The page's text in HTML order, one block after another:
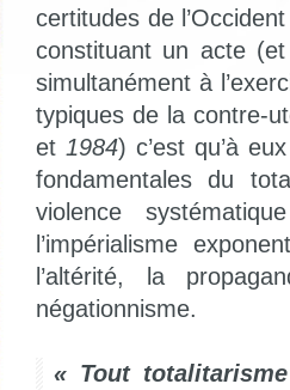
certitudes de
constituant un acte
simultanément à
typiques de la contre-
et 1984) c’est qu’à
fondamentales du
violence
l’impérialisme
l’altérité, la
négationnisme.
« Tout